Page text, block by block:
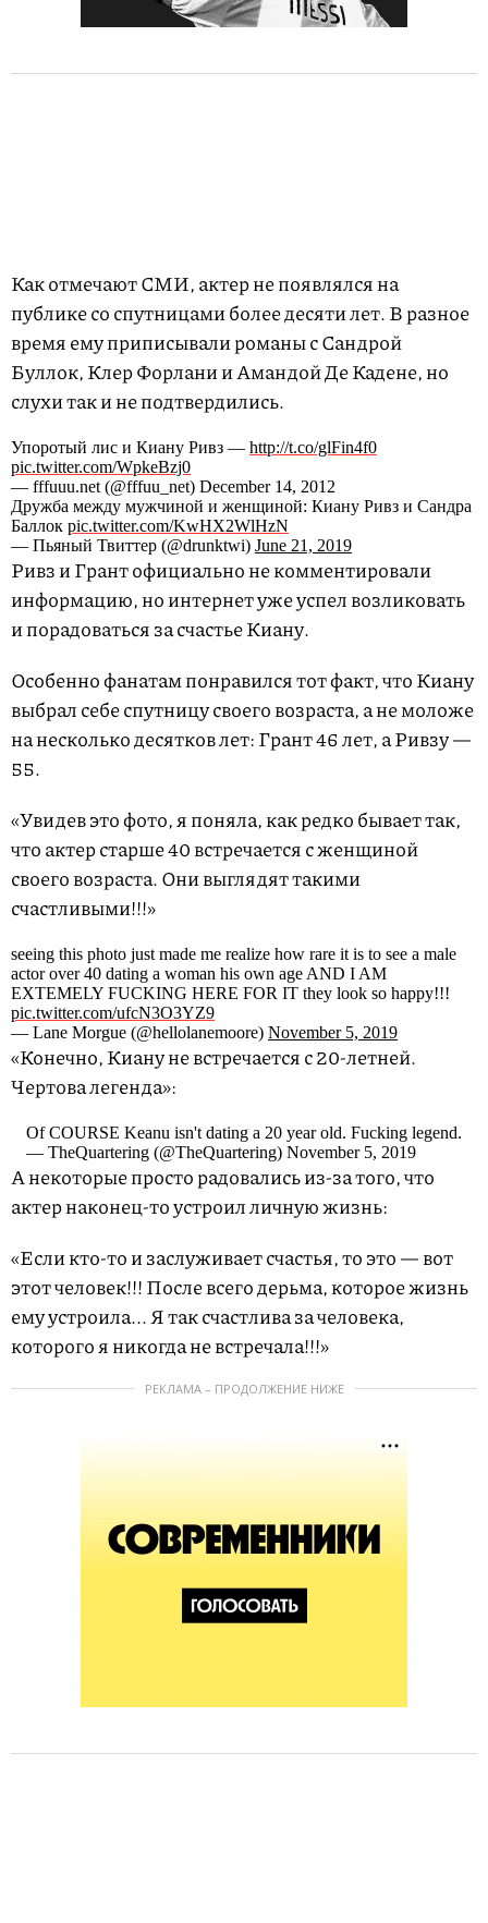
Как отмечают СМИ, актер не появлялся на
публике со спутницами более десяти лет. В разное
время ему приписывали романы с Сандрой
Буллок, Клер Форлани и Амандой Де Кадене, но
слухи так и не подтвердились.
Упоротый лис и Киану Ривз — http://t.co/glFin4f0
pic.twitter.com/WpkeBzj0
— fffuuu.net (@fffuu_net) December 14, 2012
Дpyжбa мeждy мyжчинoй и жeнщиной: Киану Ривз и Сандра
Баллок pic.twitter.com/KwHX2WlHzN
— Пьяный Твиттер (@drunktwi) June 21, 2019
Ривз и Грант официально не комментировали
информацию, но интернет уже успел возликовать
и порадоваться за счастье Киану.
Особенно фанатам понравился тот факт, что Киану
выбрал себе спутницу своего возраста, а не моложе
на несколько десятков лет: Грант 46 лет, а Ривзу —
55.
«Увидев это фото, я поняла, как редко бывает так,
что актер старше 40 встречается с женщиной
своего возраста. Они выглядят такими
счастливыми!!!»
seeing this photo just made me realize how rare it is to see a male
actor over 40 dating a woman his own age AND I AM
EXTEMELY FUCKING HERE FOR IT they look so happy!!!
pic.twitter.com/ufcN3O3YZ9
— Lane Morgue (@hellolanemoore) November 5, 2019
«Конечно, Киану не встречается с 20-летней.
Чертова легенда»:
Of COURSE Keanu isn't dating a 20 year old. Fucking legend.
— TheQuartering (@TheQuartering) November 5, 2019
А некоторые просто радовались из-за того, что
актер наконец-то устроил личную жизнь:
«Если кто-то и заслуживает счастья, то это — вот
этот человек!!! После всего дерьма, которое жизнь
ему устроила... Я так счастлива за человека,
которого я никогда не встречала!!!»
РЕКЛАМА – ПРОДОЛЖЕНИЕ НИЖЕ